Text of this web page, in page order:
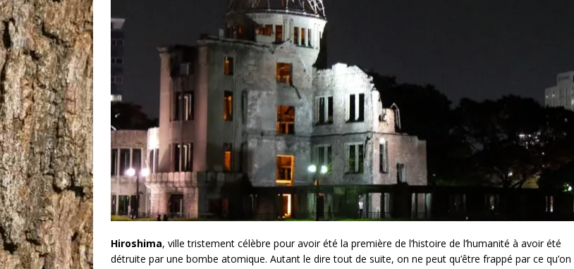
Hiroshima, ville tristement célèbre pour avoir été la première de l’histoire de l’humanité à avoir été
détruite par une bombe atomique. Autant le dire tout de suite, on ne peut qu’être frappé par ce qu’on